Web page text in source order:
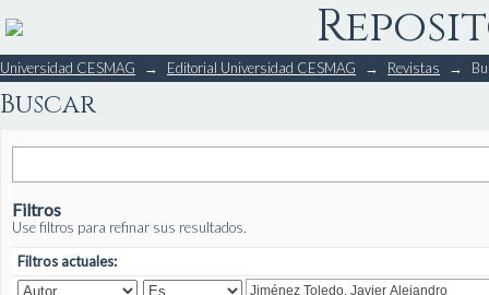
Buscar
Universidad CESMAG → Editorial Universidad CESMAG → Revistas →
Buscar
Filtros
Use filtros para refinar sus resultados.
Filtros actuales: